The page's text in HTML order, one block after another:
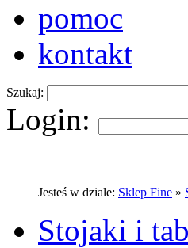
pomoc
kontakt
Szukaj:
Login:
Jesteś w dziale: Sklep Fine »
Stojaki i